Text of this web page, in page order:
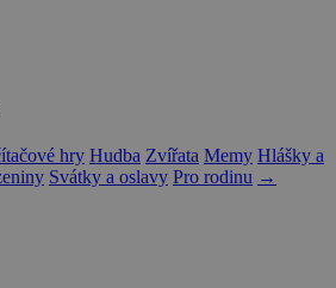
hry Hudba Zvířata Memy Hlášky a
Svátky a oslavy Pro rodinu →